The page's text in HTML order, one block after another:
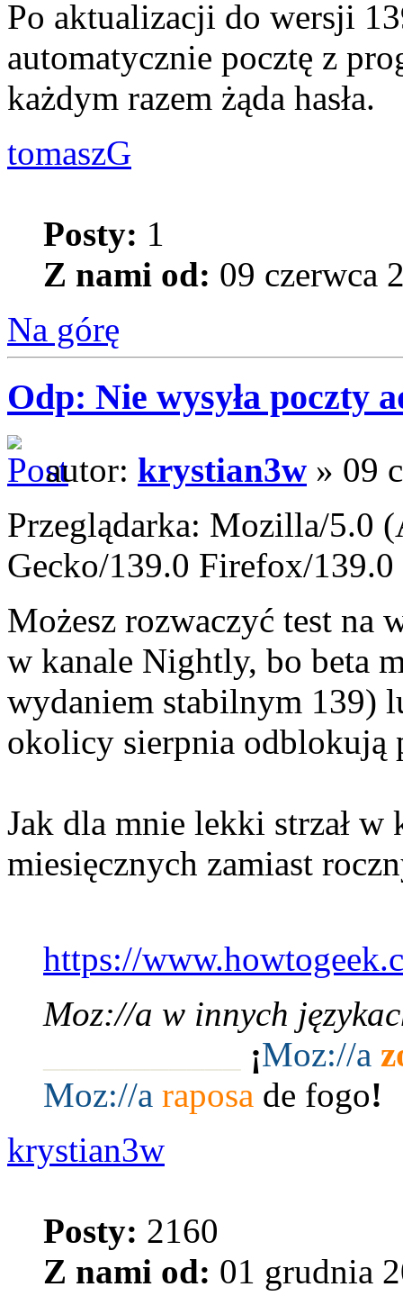
Po aktualizacji do wersji
automatycznie pocztę z
każdym razem żąda hasła.
tomaszG
Posty: 1
Z nami od: 09 czerwca
Na górę
Odp: Nie wysyła poczty
autor: krystian3w » 09
Przeglądarka: Mozilla/5.0
Gecko/139.0 Firefox/139.0
Możesz rozwaczyć test na
w kanale Nightly, bo beta
wydaniem stabilnym 139)
okolicy sierpnia odblokują
Jak dla mnie lekki strzał
miesięcznych zamiast
https://
Moz://a w innych
¡Moz://a
Moz://a raposa de fogo!
krystian3w
Posty: 2160
Z nami od: 01 grudnia